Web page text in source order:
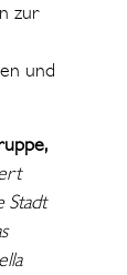
zur
und
Stadt